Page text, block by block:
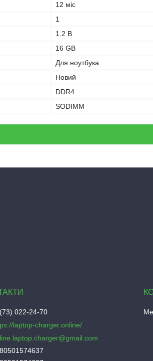
12 міс
1
1.2 В
16 GB
Для ноутбука
Новий
DDR4
SODIMM
022-24-70
laptop-charger.online/